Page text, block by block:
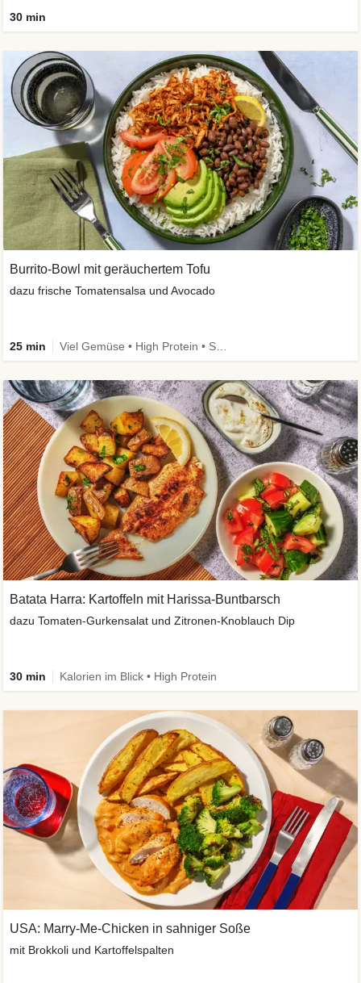
30 min
Burrito-Bowl mit geräuchertem Tofu
dazu frische Tomatensalsa und Avocado
25 min
Batata Harra: Kartoffeln mit Harissa-Buntbarsch
dazu Tomaten-Gurkensalat und Zitronen-Knoblauch Dip
30 min Kalorien im Blick • High Protein
USA: Marry-Me-Chicken in sahniger Soße
mit Brokkoli und Kartoffelspalten